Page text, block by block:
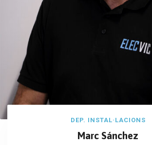
DEP. INSTAL·LACIONS
Marc Sánchez